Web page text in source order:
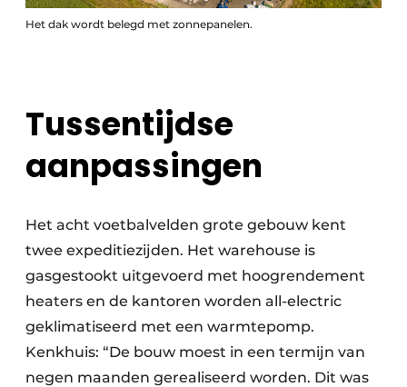
Het dak wordt belegd met zonnepanelen.
Tussentijdse
aanpassingen
Het acht voetbalvelden grote gebouw kent
twee expeditiezijden. Het warehouse is
gasgestookt uitgevoerd met hoogrendement
heaters en de kantoren worden all-electric
geklimatiseerd met een warmtepomp.
Kenkhuis: “De bouw moest in een termijn van
negen maanden gerealiseerd worden. Dit was